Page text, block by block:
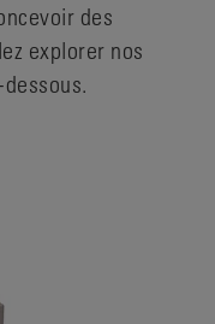
des
explorer nos